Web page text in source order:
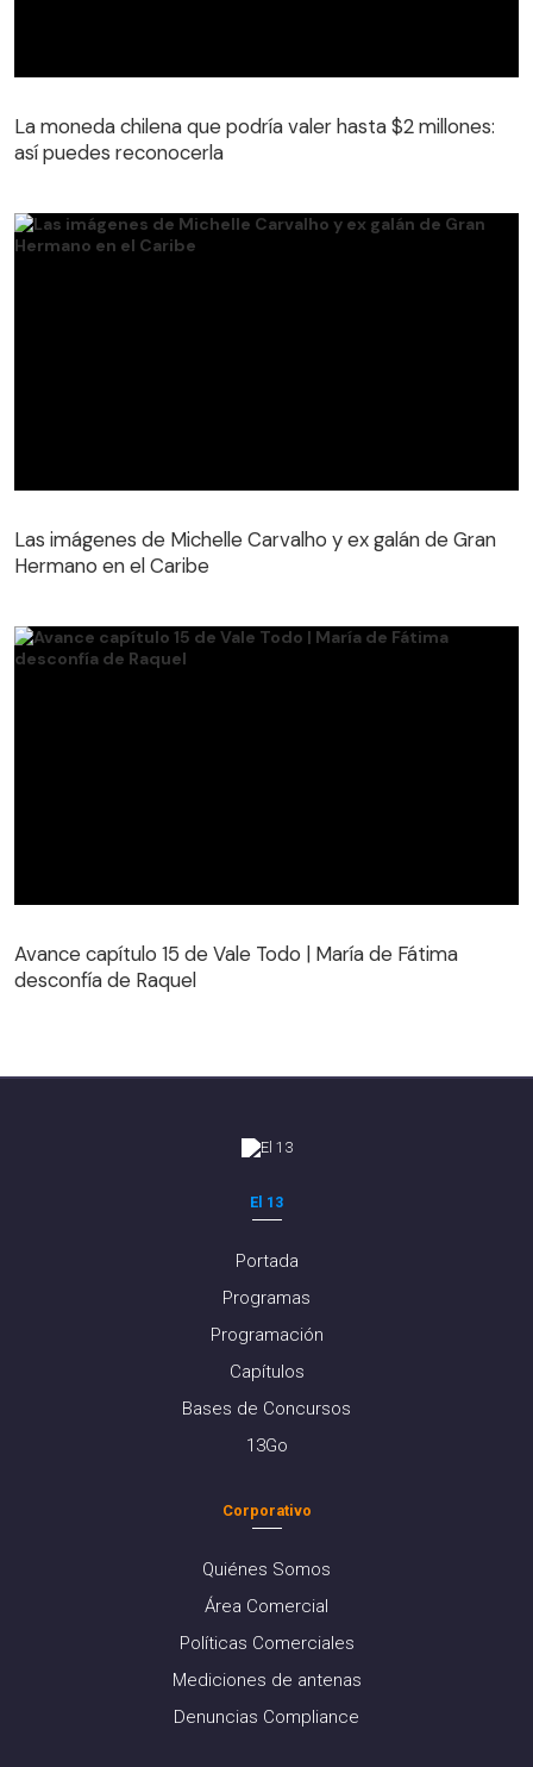
La moneda chilena que podría valer hasta $2 millones:
así puedes reconocerla
Las imágenes de Michelle Carvalho y ex galán de Gran
Hermano en el Caribe
desconfía de Raquel
Avance capítulo 15 de Vale Todo | María de Fátima
desconfía de Raquel
El 13
Portada
Programas
Programación
Capítulos
Bases de Concursos
13Go
Corporativo
Quiénes Somos
Área Comercial
Políticas Comerciales
Mediciones de antenas
Denuncias Compliance